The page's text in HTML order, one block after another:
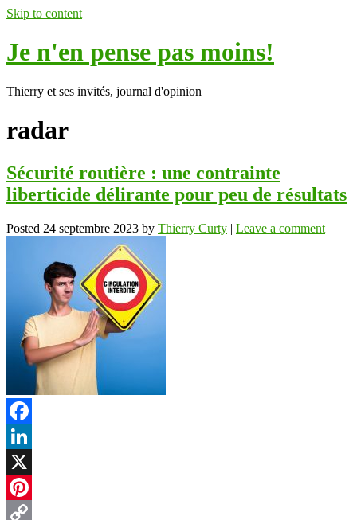
Skip to content
Je n'en pense pas moins!
Thierry et ses invités, journal d'opinion
radar
Sécurité routière : une contrainte
liberticide délirante pour peu de résultats
Posted 24 septembre 2023 by Thierry Curty | Leave a comment
Facebook
LinkedIn
X
Pinterest